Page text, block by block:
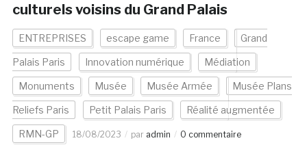
culturels voisins du Grand Palais
ENTREPRISES escape game France Grand
Palais Paris Innovation numérique Médiation
Monuments Musée Musée Armée Musée Plans
Reliefs Paris Petit Palais Paris Réalité augmentée
RMN-GP 18/08/2023 par admin 0 commentaire